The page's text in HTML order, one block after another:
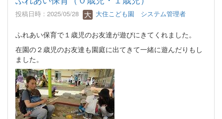
投稿日時 : 2025/05/28 大住こども園 システム管理者
ふれあい保育で１歳児のお友達が遊びにきてくれました。
在園の２歳児のお友達も園庭に出てきて一緒に遊んだりもし
ました。